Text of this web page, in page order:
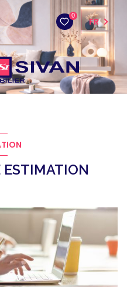
0
FR
ESTIMATION